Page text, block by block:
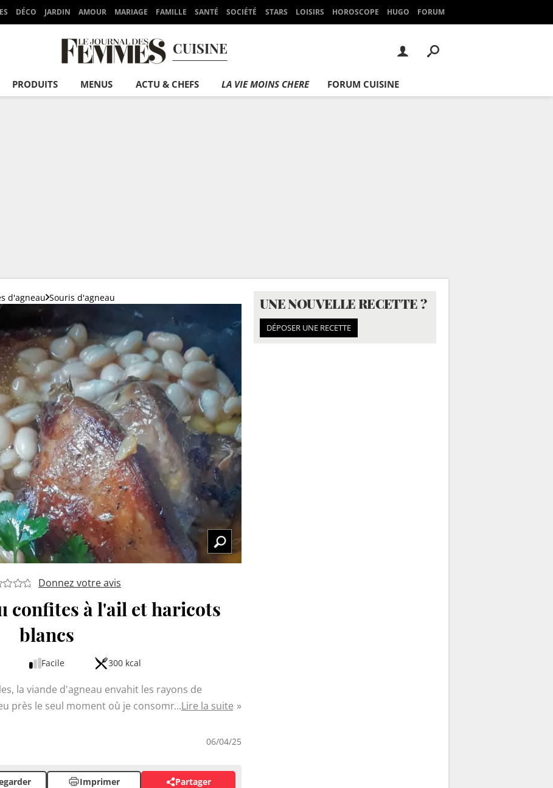
DÉCO JARDIN AMOUR MARIAGE FAMILLE SANTÉ SOCIÉTÉ STARS LOISIRS HOROSCOPE HUGO FORUM
CUISINE
PRODUITS MENUS ACTU & CHEFS LA VIE MOINS CHERE FORUM CUISINE
d'agneau Souris d'agneau
Donnez votre avis
confites à l'ail et haricots
blancs
Facile 300 kcal
la viande d'agneau envahit les rayons de
près le seul moment où je consomme cette
lui préférer la souris d'agneau pour les comités
Lire la suite
06/04/25
Imprimer Partager
UNE NOUVELLE RECETTE ?
DÉPOSER UNE RECETTE